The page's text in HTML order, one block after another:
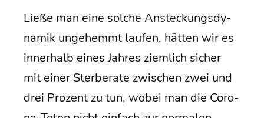
Lie­ße man eine sol­che Anste­ckungs­dy­
na­mik unge­hemmt lau­fen, hät­ten wir es
inner­halb eines Jah­res ziem­lich sicher
mit einer Ster­be­ra­te zwi­schen zwei und
drei Pro­zent zu tun, wobei man die Coro­